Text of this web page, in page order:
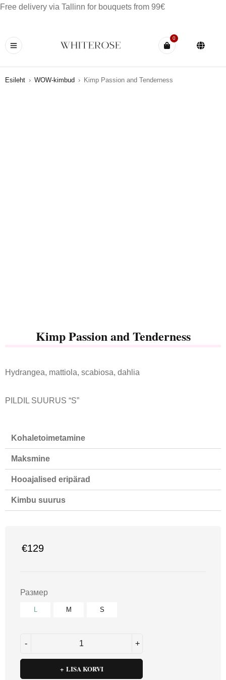
Free delivery via Tallinn for bouquets from 99€
0
Esileht › WOW-kimbud › Kimp Passion and Tenderness
Kimp Passion and Tenderness
Hydrangea, mattiola, scabiosa, dahlia
PILDIL SUURUS “S”
Kohaletoimetamine
Maksmine
Hooajalised eripärad
Kimbu suurus
€129
Размер
L M S
LISA KORVI